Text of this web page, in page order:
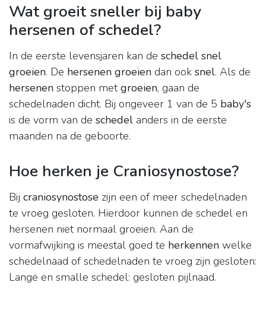
Wat groeit sneller bij baby
hersenen of schedel?
In de eerste levensjaren kan de schedel snel
groeien. De hersenen groeien dan ook snel. Als de
hersenen stoppen metgroeien, gaan de
schedelnaden dicht. Bij ongeveer 1 van de 5 baby's
is de vorm van de schedel anders in de eerste
maanden na de geboorte.
Hoe herken je Craniosynostose?
Bij craniosynostose zijn een of meer schedelnaden
te vroeg gesloten. Hierdoor kunnen de schedel en
hersenen niet normaal groeien. Aan de
vormafwijking is meestal goed te herkennen welke
schedelnaad of schedelnaden te vroeg zijn gesloten:
Lange en smalle schedel: gesloten pijlnaad.